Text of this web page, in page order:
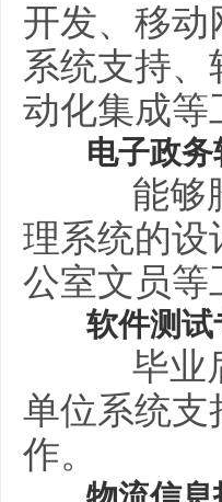
开发、移动
系统支持
动化集成等
电子政务
能够胜
理系统的设
公室文员等
软件测试
毕业后
单位系统支
作。